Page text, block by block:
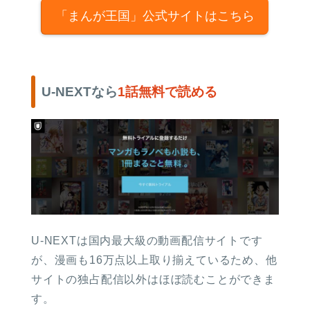
「まんが王国」公式サイトはこちら
U-NEXTなら1話無料で読める
U-NEXTは国内最大級の動画配信サイトです
が、漫画も16万点以上取り揃えているため、他
サイトの独占配信以外はほぼ読むことができま
す。